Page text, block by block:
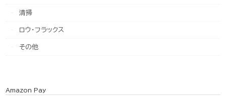
清掃
ロウ・フラックス
その他
Amazon Pay